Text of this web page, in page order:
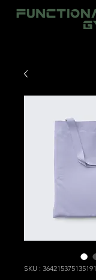
SKU : 364215375135191